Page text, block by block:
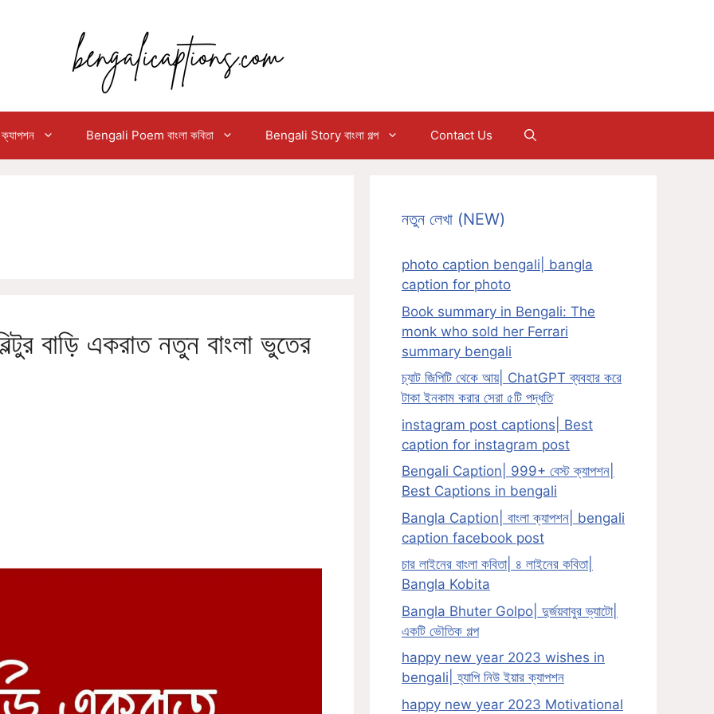
Bengali Poem বাংলা কবিতা Bengali Story বাংলা গল্প Contact Us
বাড়ি একরাত নতুন বাংলা ভুতের
নতুন লেখা (NEW)
photo caption bengali| bangla
caption for photo
Book summary in Bengali: The
monk who sold her Ferrari
summary bengali
চ্যাট জিপিটি থেকে আয়| ChatGPT ব্যবহার করে
টাকা ইনকাম করার সেরা ৫টি পদ্ধতি
instagram post captions| Best
caption for instagram post
Bengali Caption| 999+ বেস্ট ক্যাপশন|
Best Captions in bengali
Bangla Caption| বাংলা ক্যাপশন| bengali
caption facebook post
চার লাইনের বাংলা কবিতা| ৪ লাইনের কবিতা|
Bangla Kobita
Bangla Bhuter Golpo| দুর্জয়বাবুর ভ্যাটো|
একটি ভৌতিক গল্প
happy new year 2023 wishes in
bengali| হ্যাপি নিউ ইয়ার ক্যাপশন
happy new year 2023 Motivational